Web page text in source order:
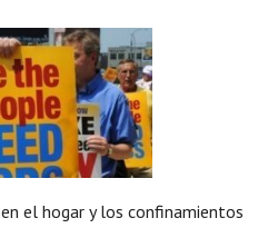
el hogar y los confinamientos